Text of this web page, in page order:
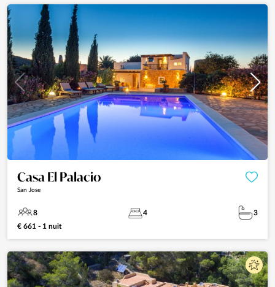
Casa El Palacio
San Jose
8 4
3
€ 661 - 1 nuit